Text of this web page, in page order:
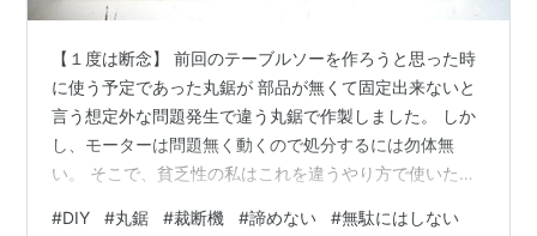
【１度は断念】 前回のテーブルソーを作ろうと思った時
に使う予定であった丸鋸が 部品が無くて固定出来ないと
言う想定外な問題発生で違う丸鋸で作製しました。 しか
し、モーターは問題無く動くので処分するには勿体無
い。 そこで、貧乏性の私はこれを違うやり方で使いたい
ク】 何年前のものかも分からない化石のような丸鋸です
#DIY #丸鋸 #裁断機 #諦めない #無駄にはしない